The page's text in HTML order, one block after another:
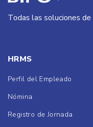
Todas las soluciones
HRMS
Perfil del Empleado
Nómina
Registro de Jornada